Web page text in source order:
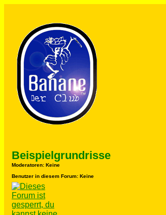
Beispielgrundrisse
Moderatoren: Keine
Benutzer in diesem Forum: Keine